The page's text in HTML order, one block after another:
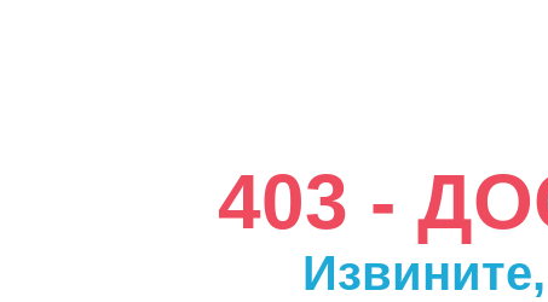
403 -